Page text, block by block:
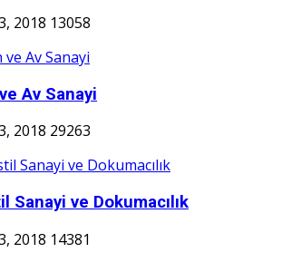
2018 13058
Av Sanayi
2018 29263
Sanayi ve Dokumacılık
2018 14381